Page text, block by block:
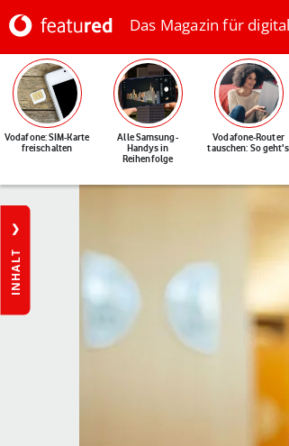
Das Magazin für
Vodafone: SIM-Karte
freischalten
Alle Samsung-
Handys in
Reihenfolge
Vodafone-Router
tauschen: So geht's
INHALT